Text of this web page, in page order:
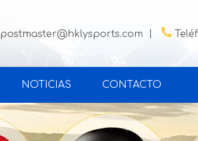
postmaster@hklysports.com 
NOTICIAS CONTACTO